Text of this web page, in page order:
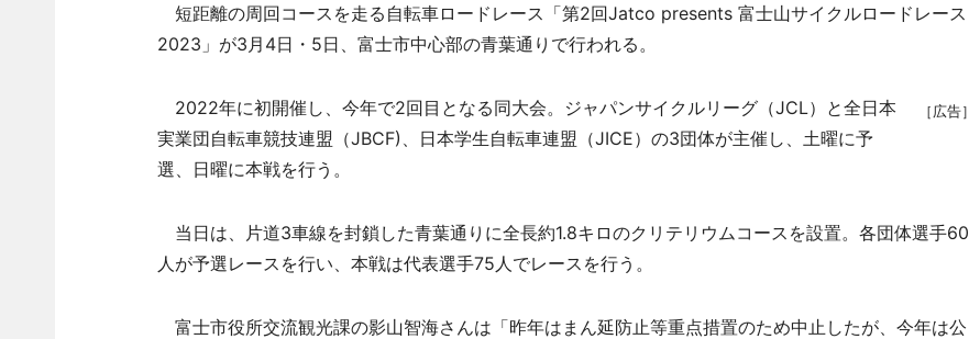
短距離の周回コースを走る自転車ロードレース「第2回Jatco presents 富士山サイクルロードレース
2023」が3月4日・5日、富士市中心部の青葉通りで行われる。
［広告］
2022年に初開催し、今年で2回目となる同大会。ジャパンサイクルリーグ（JCL）と全日本
実業団自転車競技連盟（JBCF)、日本学生自転車連盟（JICE）の3団体が主催し、土曜に予
選、日曜に本戦を行う。
当日は、片道3車線を封鎖した青葉通りに全長約1.8キロのクリテリウムコースを設置。各団体選手60
人が予選レースを行い、本戦は代表選手75人でレースを行う。
富士市役所交流観光課の影山智海さんは「昨年はまん延防止等重点措置のため中止したが、今年は公